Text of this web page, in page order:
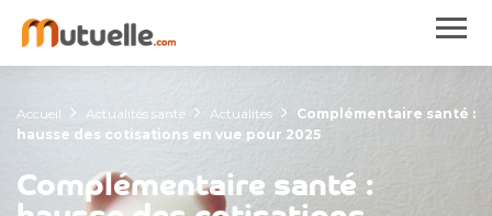
Accueil Actualités santé Actualites
Complémentaire santé :
hausse des cotisations en vue pour 2025
Complémentaire santé :